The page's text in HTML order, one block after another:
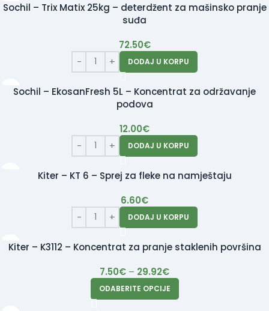
Sochil – Trix Matix 25kg – deterdžent za mašinsko pranje
suđa
72.50€
DODAJ U KORPU
Sochil – EkosanFresh 5L – Koncentrat za održavanje
podova
12.00€
DODAJ U KORPU
Kiter – KT 6 – Sprej za fleke na namještaju
6.60€
DODAJ U KORPU
Kiter – K3112 – Koncentrat za pranje staklenih površina
7.50€ – 29.92€
ODABERITE OPCIJE